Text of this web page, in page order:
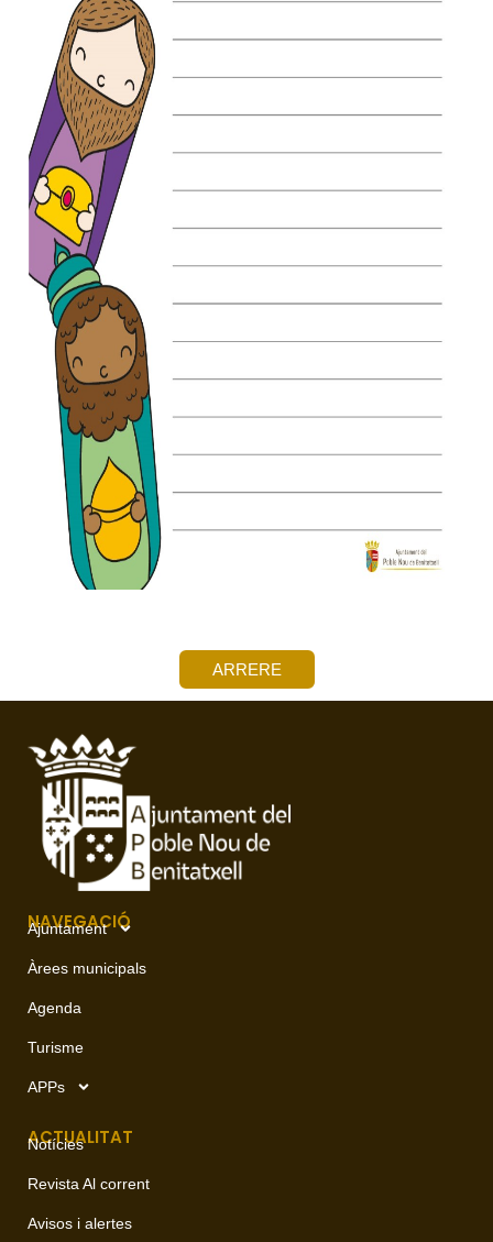
ARRERE
NAVEGACIÓ
Ajuntament
Àrees municipals
Agenda
Turisme
APPs
ACTUALITAT
Notícies
Revista Al corrent
Avisos i alertes